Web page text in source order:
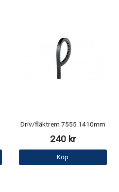
Driv/fläktrem 7555 1410mm
240 kr
Köp